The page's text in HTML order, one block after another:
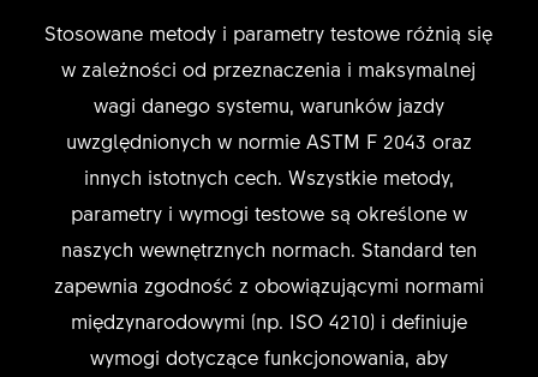
Stosowane metody i parametry testowe różnią się
w zależności od przeznaczenia i maksymalnej
wagi danego systemu, warunków jazdy
uwzględnionych w normie ASTM F 2043 oraz
innych istotnych cech. Wszystkie metody,
parametry i wymogi testowe są określone w
naszych wewnętrznych normach. Standard ten
zapewnia zgodność z obowiązującymi normami
międzynarodowymi (np. ISO 4210) i definiuje
wymogi dotyczące funkcjonowania, aby